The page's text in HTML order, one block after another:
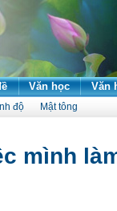
Văn học Văn
độ Mật tông
mình